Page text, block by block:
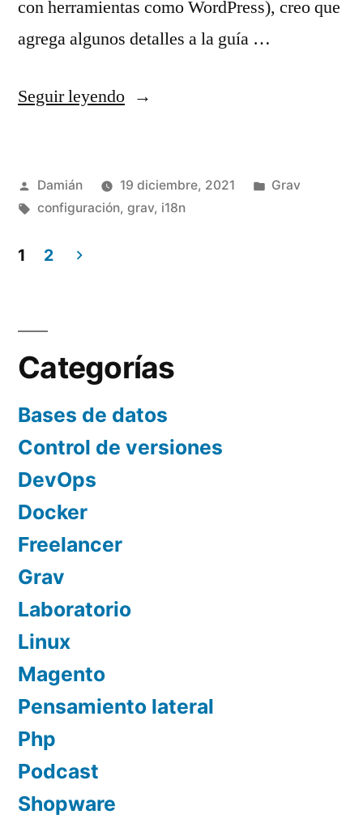
con herramientas como WordPress), creo que
agrega algunos detalles a la guía …
Seguir leyendo«Sitio
Grav»
Publicado
por
Damián 19 diciembre, 2021
Publicado
Grav
Etiquetas:
configuración, grav, i18n
de
entradas
1 2
Categorías
Bases de datos
Control de versiones
DevOps
Docker
Freelancer
Grav
Laboratorio
Linux
Magento
Pensamiento lateral
Php
Podcast
Shopware